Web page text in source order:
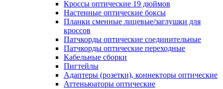
Кроссы оптические 19 дюймов
Настенные оптические боксы
Планки сменные лицевые/заглушки для
кроссов
Патчкорды оптические соединительные
Патчкорды оптические переходные
Кабельные сборки
Пигтейлы
Адаптеры (розетки), коннекторы оптические
Аттеньюаторы оптические